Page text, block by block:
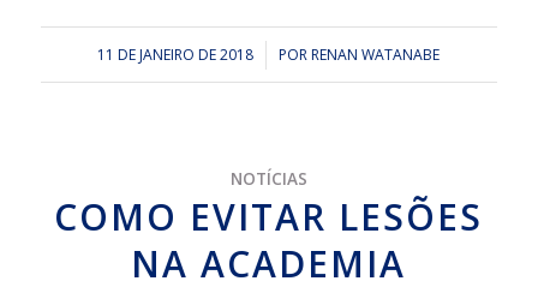
11 DE JANEIRO DE 2018
/ PORRENAN WATANABE
NOTÍCIAS
COMO EVITAR LESÕES
NA ACADEMIA